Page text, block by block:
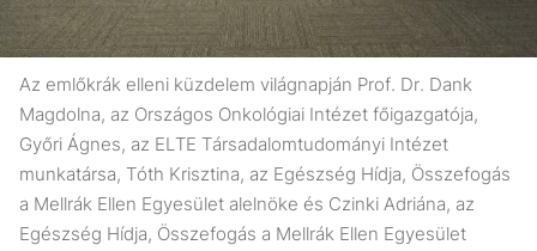
Az emlőkrák elleni küzdelem világnapján Prof. Dr. Dank
Magdolna, az Országos Onkológiai Intézet főigazgatója,
Győri Ágnes, az ELTE Társadalomtudományi Intézet
munkatársa, Tóth Krisztina, az Egészség Hídja, Összefogás
a Mellrák Ellen Egyesület alelnöke és Czinki Adriána, az
Egészség Hídja, Összefogás a Mellrák Ellen Egyesület